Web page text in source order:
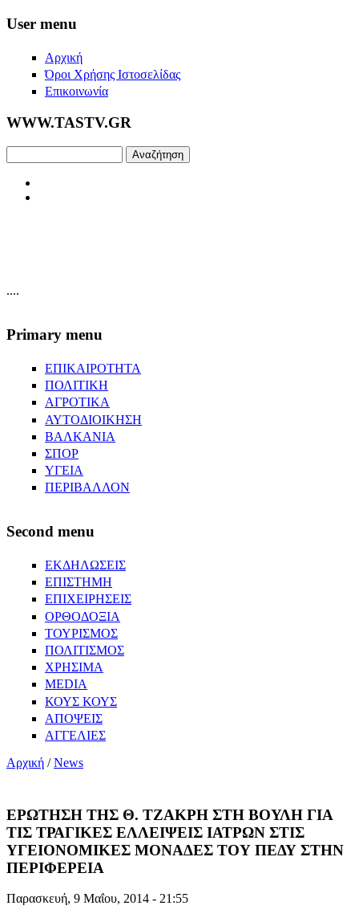
Skip to main content
User menu
Αρχική
Όροι Χρήσης Ιστοσελίδας
Επικοινωνία
WWW.TASTV.GR
....
Primary menu
ΕΠΙΚΑΙΡΟΤΗΤΑ
ΠΟΛΙΤΙΚΗ
ΑΓΡΟΤΙΚΑ
ΑΥΤΟΔΙΟΙΚΗΣΗ
ΒΑΛΚΑΝΙΑ
ΣΠΟΡ
ΥΓΕΙΑ
ΠΕΡΙΒΑΛΛΟΝ
Second menu
ΕΚΔΗΛΩΣΕΙΣ
ΕΠΙΣΤΗΜΗ
ΕΠΙΧΕΙΡΗΣΕΙΣ
ΟΡΘΟΔΟΞΙΑ
ΤΟΥΡΙΣΜΟΣ
ΠΟΛΙΤΙΣΜΟΣ
ΧΡΗΣΙΜΑ
MEDIA
ΚΟΥΣ ΚΟΥΣ
ΑΠΟΨΕΙΣ
ΑΓΓΕΛΙΕΣ
Αρχική /News
ΕΡΩΤΗΣΗ ΤΗΣ Θ. ΤΖΑΚΡΗ ΣΤΗ ΒΟΥΛΗ ΓΙΑ
ΤΙΣ ΤΡΑΓΙΚΕΣ ΕΛΛΕΙΨΕΙΣ ΙΑΤΡΩΝ ΣΤΙΣ
ΥΓΕΙΟΝΟΜΙΚΕΣ ΜΟΝΑΔΕΣ ΤΟΥ ΠΕΔΥ ΣΤΗΝ
ΠΕΡΙΦΕΡΕΙΑ
Παρασκευή, 9 Μαΐου, 2014 - 21:55